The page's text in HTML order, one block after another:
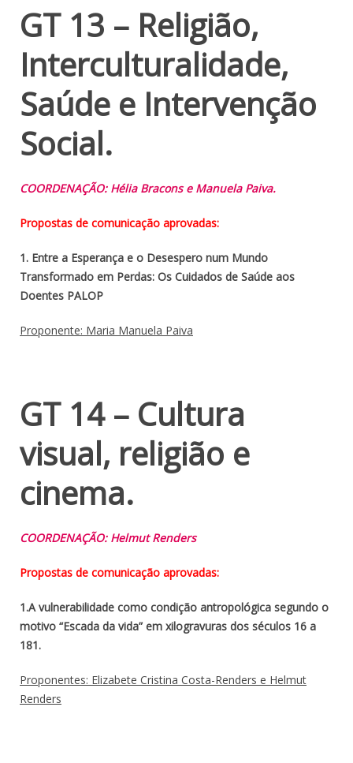
GT 13 – Religião,
Interculturalidade,
Saúde e Intervenção
Social.
COORDENAÇÃO: Hélia Bracons e Manuela Paiva.
Propostas de comunicação aprovadas:
1. Entre a Esperança e o Desespero num Mundo
Transformado em Perdas: Os Cuidados de Saúde aos
Doentes PALOP
Proponente: Maria Manuela Paiva
GT 14 – Cultura
visual, religião e
cinema.
COORDENAÇÃO: Helmut Renders
Propostas de comunicação aprovadas:
1.A vulnerabilidade como condição antropológica segundo o
motivo “Escada da vida” em xilogravuras dos séculos 16 a
181.
Proponentes: Elizabete Cristina Costa-Renders e Helmut
Renders